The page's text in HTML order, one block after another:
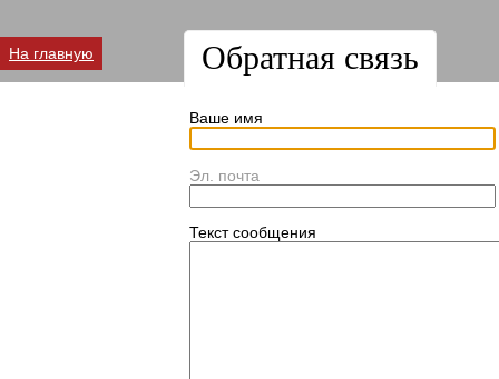
На главную Обратная связь
Ваше имя
Эл. почта
Текст сообщения